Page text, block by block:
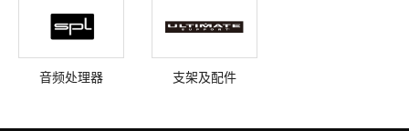
音频处理器 支架及配件